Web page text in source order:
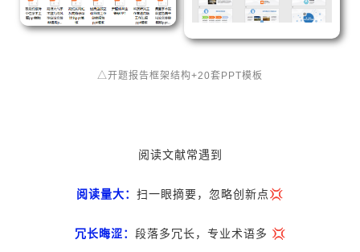
△开题报告框架结构+20套PPT模板
阅读文献常遇到
阅读量大： 扫一眼摘要，忽略创新点💢
冗长晦涩： 段落多冗长，专业术语多 💢